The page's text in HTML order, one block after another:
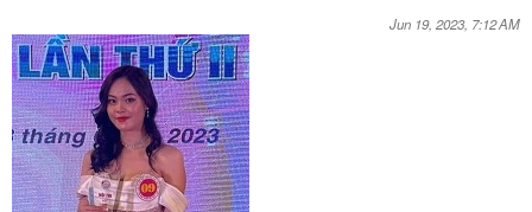
Jun 19, 2023, 7:12 AM